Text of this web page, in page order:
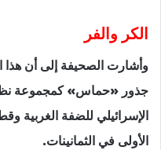
الكر والفر
وأشارت الصحيفة إلى أن هذا
جذور «حماس» كمجموعة
الإسرائيلي للضفة الغربية
الأولى في الثمانينات.